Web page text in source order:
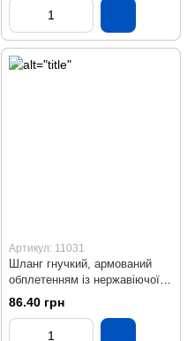
Артикул: 11031
Шланг гнучкий, армований
обплетенням із нержавіючої
сталі (ВВ), L = 900 мм
86.40 грн